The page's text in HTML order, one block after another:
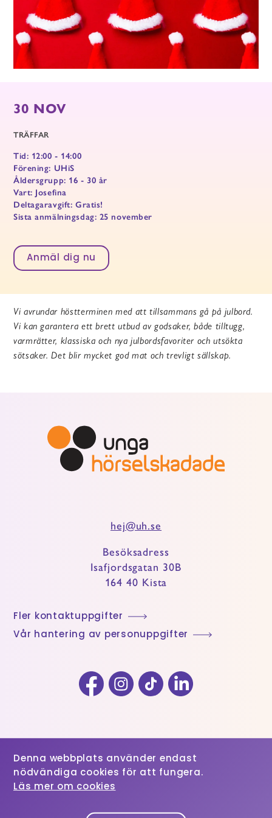
30 NOV
TRÄFFAR
Tid: 12:00 - 14:00
Förening: UHiS
Åldersgrupp: 16 - 30 år
Vart: Josefina
Deltagaravgift: Gratis!
Sista anmälningsdag: 25 november
Anmäl dig nu
Vi avrundar höstterminen med att tillsammans gå på julbord.
Vi kan garantera ett brett utbud av godsaker, både tilltugg,
varmrätter, klassiska och nya julbordsfavoriter och utsökta
sötsaker. Det blir mycket god mat och trevligt sällskap.
hej@uh.se
Besöksadress
Isafjordsgatan 30B
164 40 Kista
Fler kontaktuppgifter
Vår hantering av personuppgifter
FacebookInstagramTikTok LinkedIn
Denna webbplats använder endast
nödvändiga cookies för att fungera.
Läs mer om cookies